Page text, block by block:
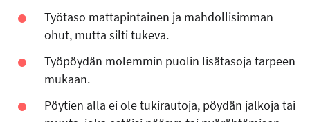
Työtaso mattapintainen ja mahdollisimman
ohut, mutta silti tukeva.
Työpöydän molemmin puolin lisätasoja tarpeen
mukaan.
Pöytien alla ei ole tukirautoja, pöydän jalkoja tai